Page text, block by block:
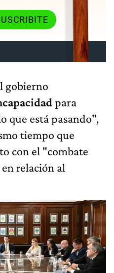
gobierno
para
que está pasando",
tiempo que
con el "combate
relación al